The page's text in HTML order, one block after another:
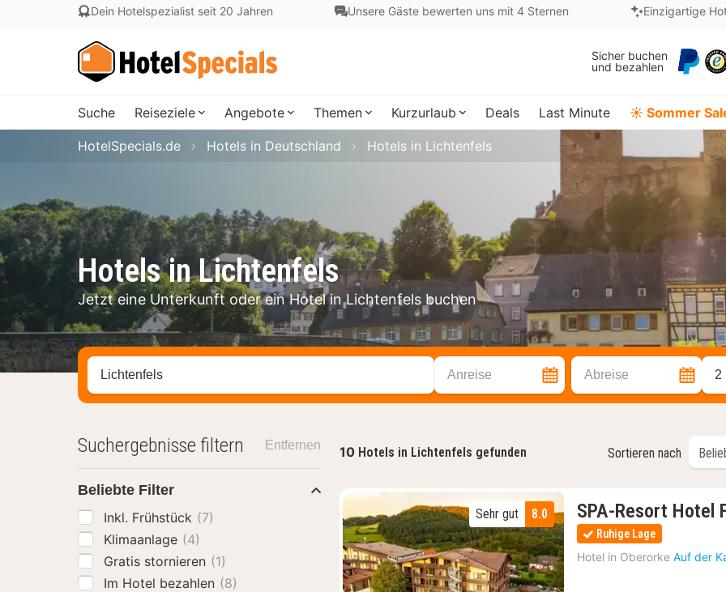
Dein Hotelspezialist seit 20 Jahren Unsere Gäste bewerten uns mit 4 Sternen Einzigartige
Sicher buchen
und bezahlen
Suche Reiseziele Angebote Themen Kurzurlaub Deals Last Minute ☀️ Sommer
Hotels in Lichtenfels
Jetzt eine Unterkunft oder ein Hotel in Lichtenfels buchen
HotelSpecials.de Hotels in Deutschland Hotels in Lichtenfels
Stadt, Region oder Hotel suchen Anreise Abreise 2
10 Hotels in Lichtenfels gefunden Sortieren nach
8.0
Sehr gut SPA-Resort Hotel
Ruhige Lage
Hotel in Oberorke Auf der
Suchergebnisse filtern Entfernen
Beliebte Filter
Inkl. Frühstück (7)
Klimaanlage (4)
Gratis stornieren (1)
Im Hotel bezahlen (8)